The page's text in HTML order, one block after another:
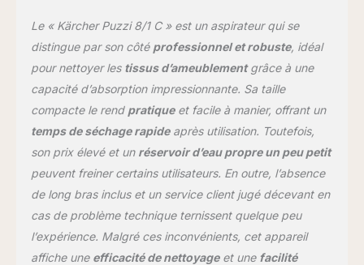
Le « Kärcher Puzzi 8/1 C » est un aspirateur qui se
distingue par son côté professionnel et robuste, idéal
pour nettoyer les tissus d’ameublementgrâce à une
capacité d’absorption impressionnante. Sa taille
compacte le rend pratiqueet facile à manier, offrant un
temps de séchage rapideaprès utilisation. Toutefois,
son prix élevé et un réservoir d’eau propre un peu petit
peuvent freiner certains utilisateurs. En outre, l’absence
de long bras inclus et un service client jugé décevant en
cas de problème technique ternissent quelque peu
l’expérience. Malgré ces inconvénients, cet appareil
affiche une efficacité de nettoyageet une facilité